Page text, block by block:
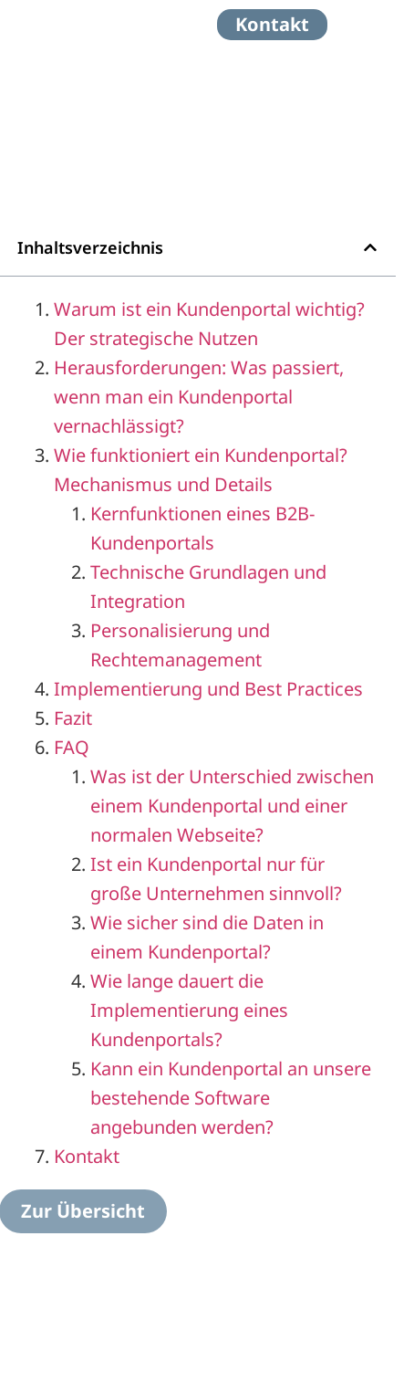
Kontakt
Inhaltsverzeichnis
Warum ist ein Kundenportal wichtig?
Der strategische Nutzen
Herausforderungen: Was passiert,
wenn man ein Kundenportal
vernachlässigt?
Wie funktioniert ein Kundenportal?
Mechanismus und Details
Kernfunktionen eines B2B-
Kundenportals
Technische Grundlagen und
Integration
Personalisierung und
Rechtemanagement
Implementierung und Best Practices
Fazit
FAQ
Was ist der Unterschied zwischen
einem Kundenportal und einer
normalen Webseite?
Ist ein Kundenportal nur für
große Unternehmen sinnvoll?
Wie sicher sind die Daten in
einem Kundenportal?
Wie lange dauert die
Implementierung eines
Kundenportals?
Kann ein Kundenportal an unsere
bestehende Software
angebunden werden?
Kontakt
Zur Übersicht